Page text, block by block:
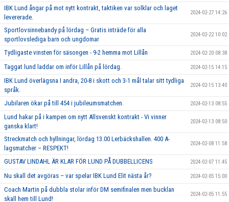
IBK Lund ångar på mot nytt kontrakt, taktiken var solklar och laget
levererade.
2024-02-27 14:26
Sportlovsinnebandy på lördag – Gratis inträde för alla
sportlovslediga barn och ungdomar
2024-02-22 10:02
Tydligaste vinsten för säsongen - 9-2 hemma mot Lillån 2024-02-20 08:38
Taggat lund laddar om inför Lillån på lördag. 2024-02-15 14:15
IBK Lund överlägsna I andra, 20-8 i skott och 3-1 mål talar sitt tydliga
språk.
2024-02-15 13:40
Jubilaren ökar på till 454 i jubileumsmatchen. 2024-02-13 08:55
Lund hakar på i kampen om nytt Allsvenskt kontrakt - Vi vinner
ganska klart!
2024-02-13 08:50
Streckmatch och hyllningar, lördag 13.00 Lerbäckshallen. 400 A-
lagsmatcher – RESPEKT!
2024-02-08 11:58
GUSTAV LINDAHL ÄR KLAR FÖR LUND PÅ DUBBELLICENS 2024-02-07 11:45
Nu skall det avgöras – var spelar IBK Lund Elit nästa år? 2024-02-05 15:00
Coach Martin på dubbla stolar inför DM semifinalen men bucklan
skall hem till Lund!
2024-02-05 11:55